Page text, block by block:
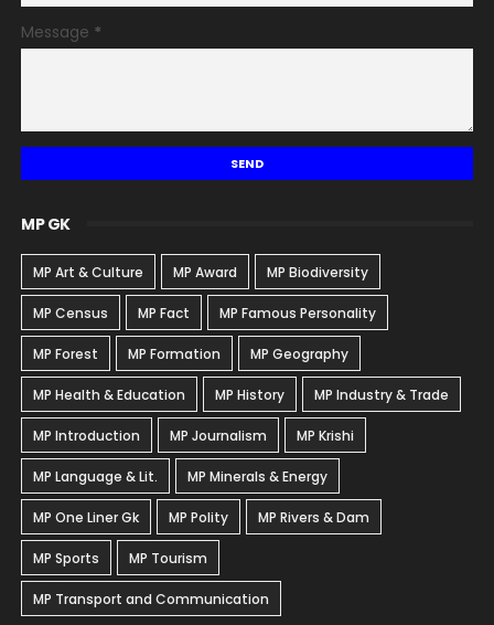
Message *
MP GK
MP Art & Culture MP Award MP Biodiversity
MP Census MP Fact MP Famous Personality
MP Forest MP Formation MP Geography
MP Health & Education MP History MP Industry & Trade
MP Introduction MP Journalism MP Krishi
MP Language & Lit. MP Minerals & Energy
MP One Liner Gk MP Polity MP Rivers & Dam
MP Sports MP Tourism
MP Transport and Communication